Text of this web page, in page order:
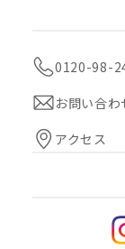
0120-98-
お問い合わ
アクセス